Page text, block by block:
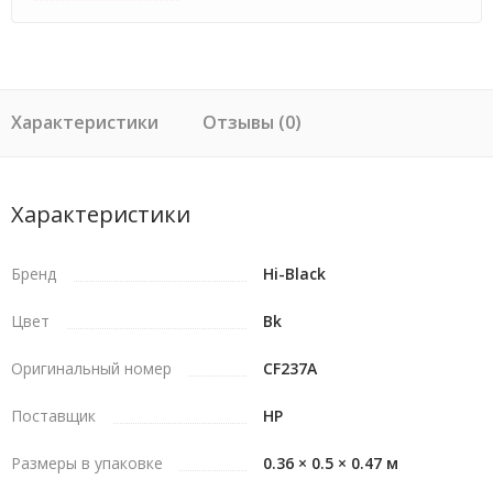
Характеристики Отзывы (0)
Характеристики
Бренд Hi-Black
Цвет Bk
Оригинальный номер CF237A
Поставщик HP
Размеры в упаковке 0.36 × 0.5 × 0.47 м